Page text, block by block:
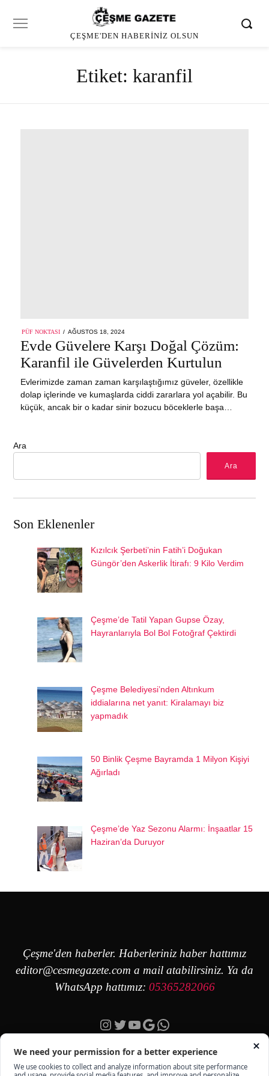
ÇEŞME'DEN HABERINIZ OLSUN
Etiket: karanfil
PÜF NOKTASI
POSTED
ON
AĞUSTOS 18, 2024
Evde Güvelere Karşı Doğal Çözüm:
Karanfil ile Güvelerden Kurtulun
Evlerimizde zaman zaman karşılaştığımız güveler, özellikle
dolap içlerinde ve kumaşlarda ciddi zararlara yol açabilir. Bu
küçük, ancak bir o kadar sinir bozucu böceklerle başa…
Ara
Ara
Son Eklenenler
Kızılcık Şerbeti’nin Fatih’i Doğukan
Güngör’den Askerlik İtirafı: 9 Kilo Verdim
Çeşme’de Tatil Yapan Gupse Özay,
Hayranlarıyla Bol Bol Fotoğraf Çektirdi
Çeşme Belediyesi’nden Altınkum
iddialarına net yanıt: Kiralamayı biz
yapmadık
50 Binlik Çeşme Bayramda 1 Milyon Kişiyi
Ağırladı
Çeşme’de Yaz Sezonu Alarmı: İnşaatlar 15
Haziran’da Duruyor
Çeşme'den haberler. Haberleriniz haber hattımız
editor@cesmegazete.com a mail atabilirsiniz. Ya da
WhatsApp hattımız: 05365282066
Instagram
Twitter
YouTube
Google
https://wa.me/